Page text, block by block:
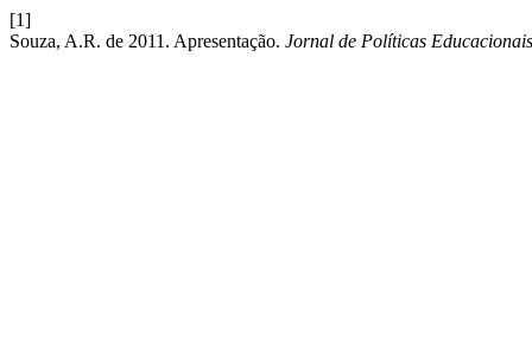
[1]
Souza, A.R. de 2011. Apresentação. Jornal de Políticas Educacionais